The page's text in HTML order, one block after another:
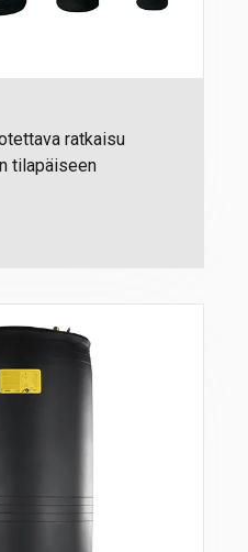
ratkaisu
tilapäiseen